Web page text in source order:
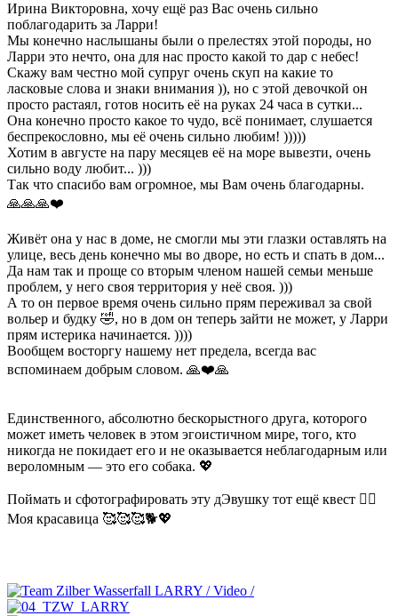
Ирина Викторовна, хочу ещё раз Вас очень сильно
поблагодарить за Ларри!
Мы конечно наслышаны были о прелестях этой породы, но
Ларри это нечто, она для нас просто какой то дар с небес!
Скажу вам честно мой супруг очень скуп на какие то
ласковые слова и знаки внимания )), но с этой девочкой он
просто растаял, готов носить её на руках 24 часа в сутки...
Она конечно просто какое то чудо, всё понимает, слушается
беспрекословно, мы её очень сильно любим! )))))
Хотим в августе на пару месяцев её на море вывезти, очень
сильно воду любит... )))
Так что спасибо вам огромное, мы Вам очень благодарны.
🙏🙏🙏❤️
Живёт она у нас в доме, не смогли мы эти глазки оставлять на
улице, весь день конечно мы во дворе, но есть и спать в дом...
Да нам так и проще со вторым членом нашей семьи меньше
проблем, у него своя территория у неё своя. )))
А то он первое время очень сильно прям переживал за свой
вольер и будку 🤣, но в дом он теперь зайти не может, у Ларри
прям истерика начинается. ))))
Вообщем восторгу нашему нет предела, всегда вас
вспоминаем добрым словом. 🙏❤️🙏
Единственного, абсолютно бескорыстного друга, которого
может иметь человек в этом эгоистичном мире, того, кто
никогда не покидает его и не оказывается неблагодарным или
вероломным — это его собака. 💖
Поймать и сфотографировать эту дЭвушку тот ещё квест 🤦‍♀️
Моя красавица 🥰🥰🥰🐕💖